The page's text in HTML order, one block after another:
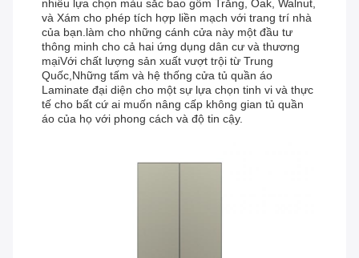
nhiều lựa chọn màu sắc bao gồm Trắng, Oak, Walnut,
và Xám cho phép tích hợp liền mạch với trang trí nhà
của bạn.làm cho những cánh cửa này một đầu tư
thông minh cho cả hai ứng dụng dân cư và thương
mạiVới chất lượng sản xuất vượt trội từ Trung
Quốc,Những tấm và hệ thống cửa tủ quần áo
Laminate đại diện cho một sự lựa chọn tinh vi và thực
tế cho bất cứ ai muốn nâng cấp không gian tủ quần
áo của họ với phong cách và độ tin cậy.